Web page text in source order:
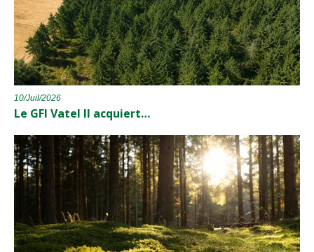
10/Juil/2026
Le GFI Vatel II acquiert…